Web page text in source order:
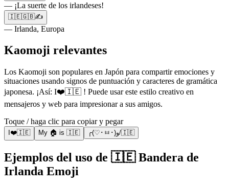
— ¡La suerte de los irlandeses!
🇮🇪🇬🇧✍️
— Irlanda, Europa
Kaomoji relevantes
Los Kaomoji son populares en Japón para compartir emociones y
situaciones usando signos de puntuación y caracteres de gramática
japonesa. ¡Así: I❤️🇮🇪 ! Puede usar este estilo creativo en
mensajeros y web para impresionar a sus amigos.
Toque / haga clic para copiar y pegar
I❤️🇮🇪 My 🏠 is 🇮🇪 ╭(♡･ㅂ･)و/🇮🇪
Ejemplos del uso de 🇮🇪 Bandera de
Irlanda Emoji